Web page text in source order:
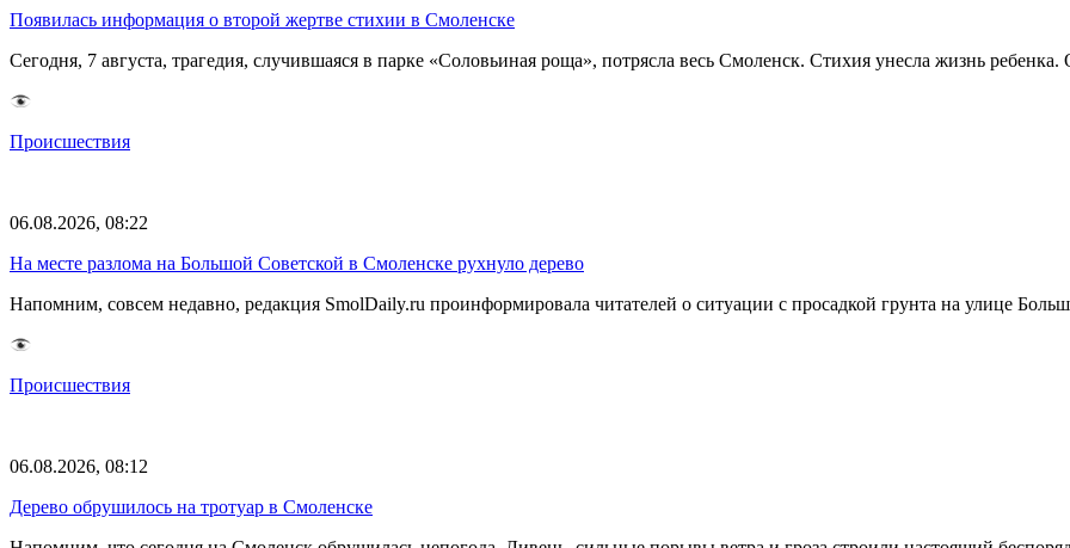
Появилась информация о второй жертве стихии в Смоленске
Сегодня, 7 августа, трагедия, случившаяся в парке «Соловьиная роща», потрясла весь Смоленск. Стихия унесла жизнь
Происшествия
06.08.2026, 08:22
На месте разлома на Большой Советской в Смоленске рухнуло дерево
Напомним, совсем недавно, редакция SmolDaily.ru проинформировала читателей о ситуации с просадкой грунта на улице
Происшествия
06.08.2026, 08:12
Дерево обрушилось на тротуар в Смоленске